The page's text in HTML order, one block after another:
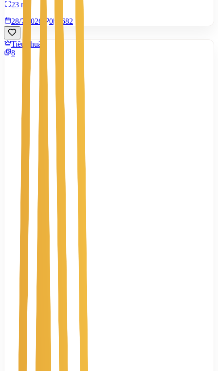
23 m²
28/7/2026
0| 682
Tiêu chuẩn
8